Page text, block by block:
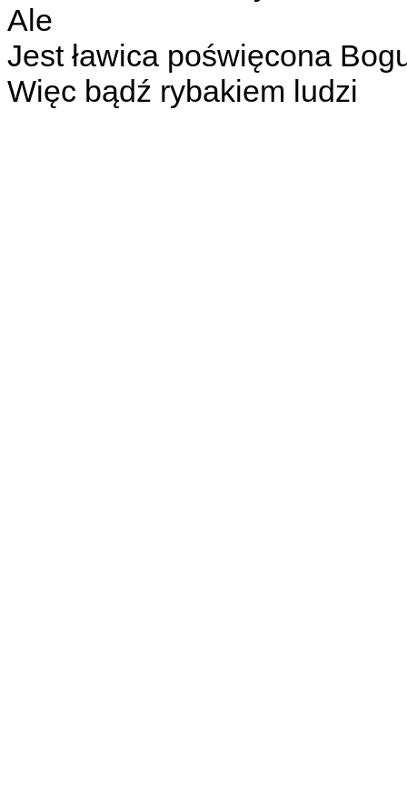
Ale
Jest ławica poświęcona
Więc bądź rybakiem ludzi